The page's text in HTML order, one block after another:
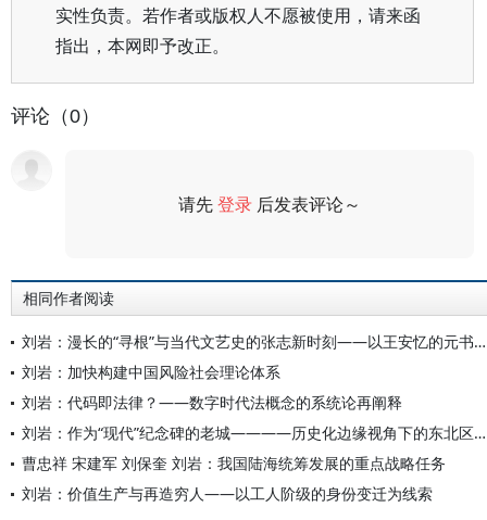
实性负责。若作者或版权人不愿被使用，请来函
指出，本网即予改正。
评论（0）
请先登录 后发表评论～
相同作者阅读
刘岩：漫长的“寻根”与当代文艺史的张志新时刻——以王安忆的元书写为中心
刘岩：加快构建中国风险社会理论体系
刘岩：代码即法律？——数字时代法概念的系统论再阐释
刘岩：作为“现代”纪念碑的老城————历史化边缘视角下的东北区域变迁及现代性问题
曹忠祥 宋建军 刘保奎 刘岩：我国陆海统筹发展的重点战略任务
刘岩：价值生产与再造穷人——以工人阶级的身份变迁为线索